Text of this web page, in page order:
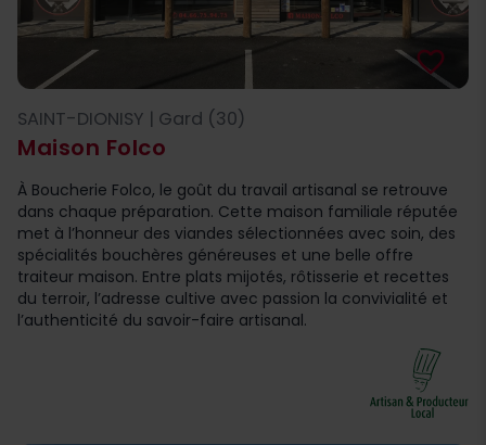
Maison Folco
favorite_border
SAINT-DIONISY | Gard (30)
À Boucherie Folco, le goût du travail artisanal se retrouve
dans chaque préparation. Cette maison familiale réputée
met à l’honneur des viandes sélectionnées avec soin, des
spécialités bouchères généreuses et une belle offre
traiteur maison. Entre plats mijotés, rôtisserie et recettes
du terroir, l’adresse cultive avec passion la convivialité et
l’authenticité du savoir-faire artisanal.